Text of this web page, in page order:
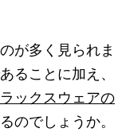
が多く見られま
ることに加え、
ックスウェアの
のでしょうか。